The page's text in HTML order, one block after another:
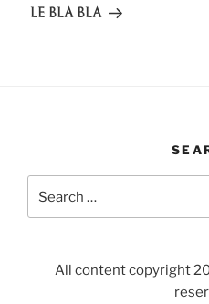
Post
LE BLA BLA
All content copyright